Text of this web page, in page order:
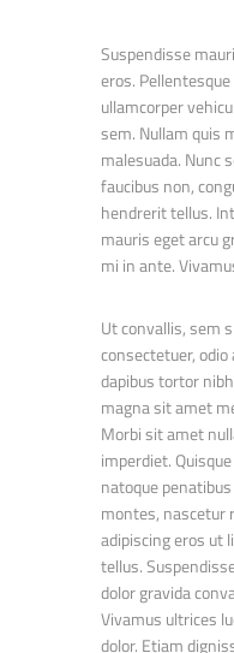
Suspendisse
eros.
ullamcorper
sem. Nullam quis
malesuada. Nunc
faucibus non,
hendrerit tellus.
mauris eget arcu
mi in ante.
Ut convallis, sem
consectetuer, odio
dapibus tortor
magna sit amet
Morbi sit amet
imperdiet.
natoque
montes, nascetur
adipiscing eros ut
tellus.
dolor gravida
Vivamus ultrices
dolor. Etiam